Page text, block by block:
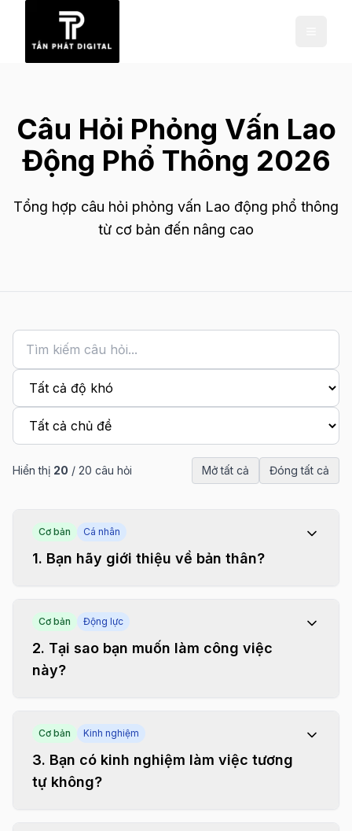
Câu Hỏi Phỏng Vấn Lao
Động Phổ Thông 2026
Tổng hợp câu hỏi phỏng vấn Lao động phổ thông
từ cơ bản đến nâng cao
Hiển thị 20 / 20 câu hỏi Mở tất cả Đóng tất cả
Cơ bản Cá nhân
1. Bạn hãy giới thiệu về bản thân?
Cơ bản Động lực
2. Tại sao bạn muốn làm công việc
này?
Cơ bản Kinh nghiệm
3. Bạn có kinh nghiệm làm việc tương
tự không?